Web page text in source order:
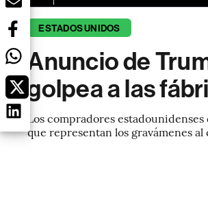
ESTADOS UNIDOS
Anuncio de
golpea a las
Los compradores
que representan los gravámenes al